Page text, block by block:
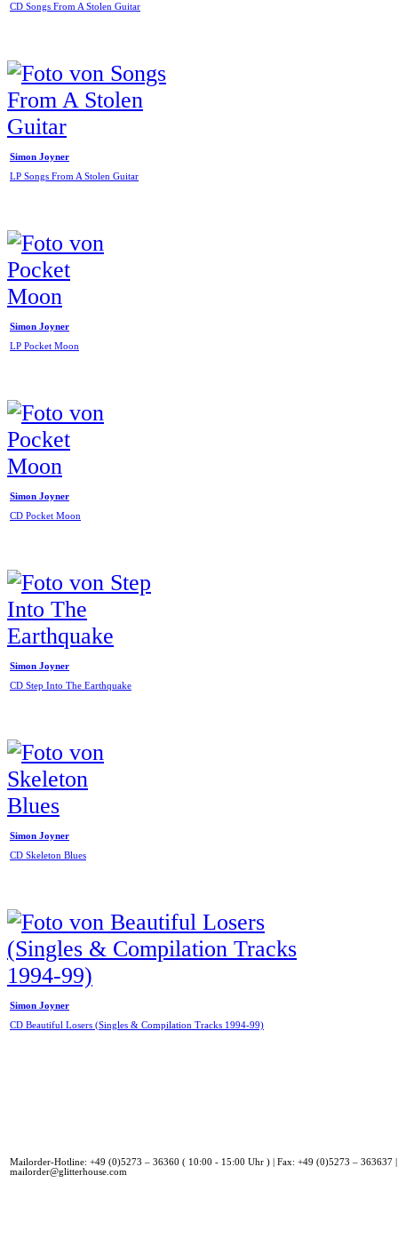
CD Songs From A Stolen Guitar
Simon Joyner
LP Songs From A Stolen Guitar
Simon Joyner
LP Pocket Moon
Simon Joyner
CD Pocket Moon
Simon Joyner
CD Step Into The Earthquake
Simon Joyner
CD Skeleton Blues
Simon Joyner
CD Beautiful Losers (Singles & Compilation Tracks 1994-99)
Mailorder-Hotline: +49 (0)5273 – 36360 ( 10:00 - 15:00 Uhr ) | Fax: +49 (0)5273 – 363637
mailorder@glitterhouse.com